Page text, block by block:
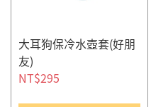
大耳狗保冷水壺套(好朋
友)
NT$295